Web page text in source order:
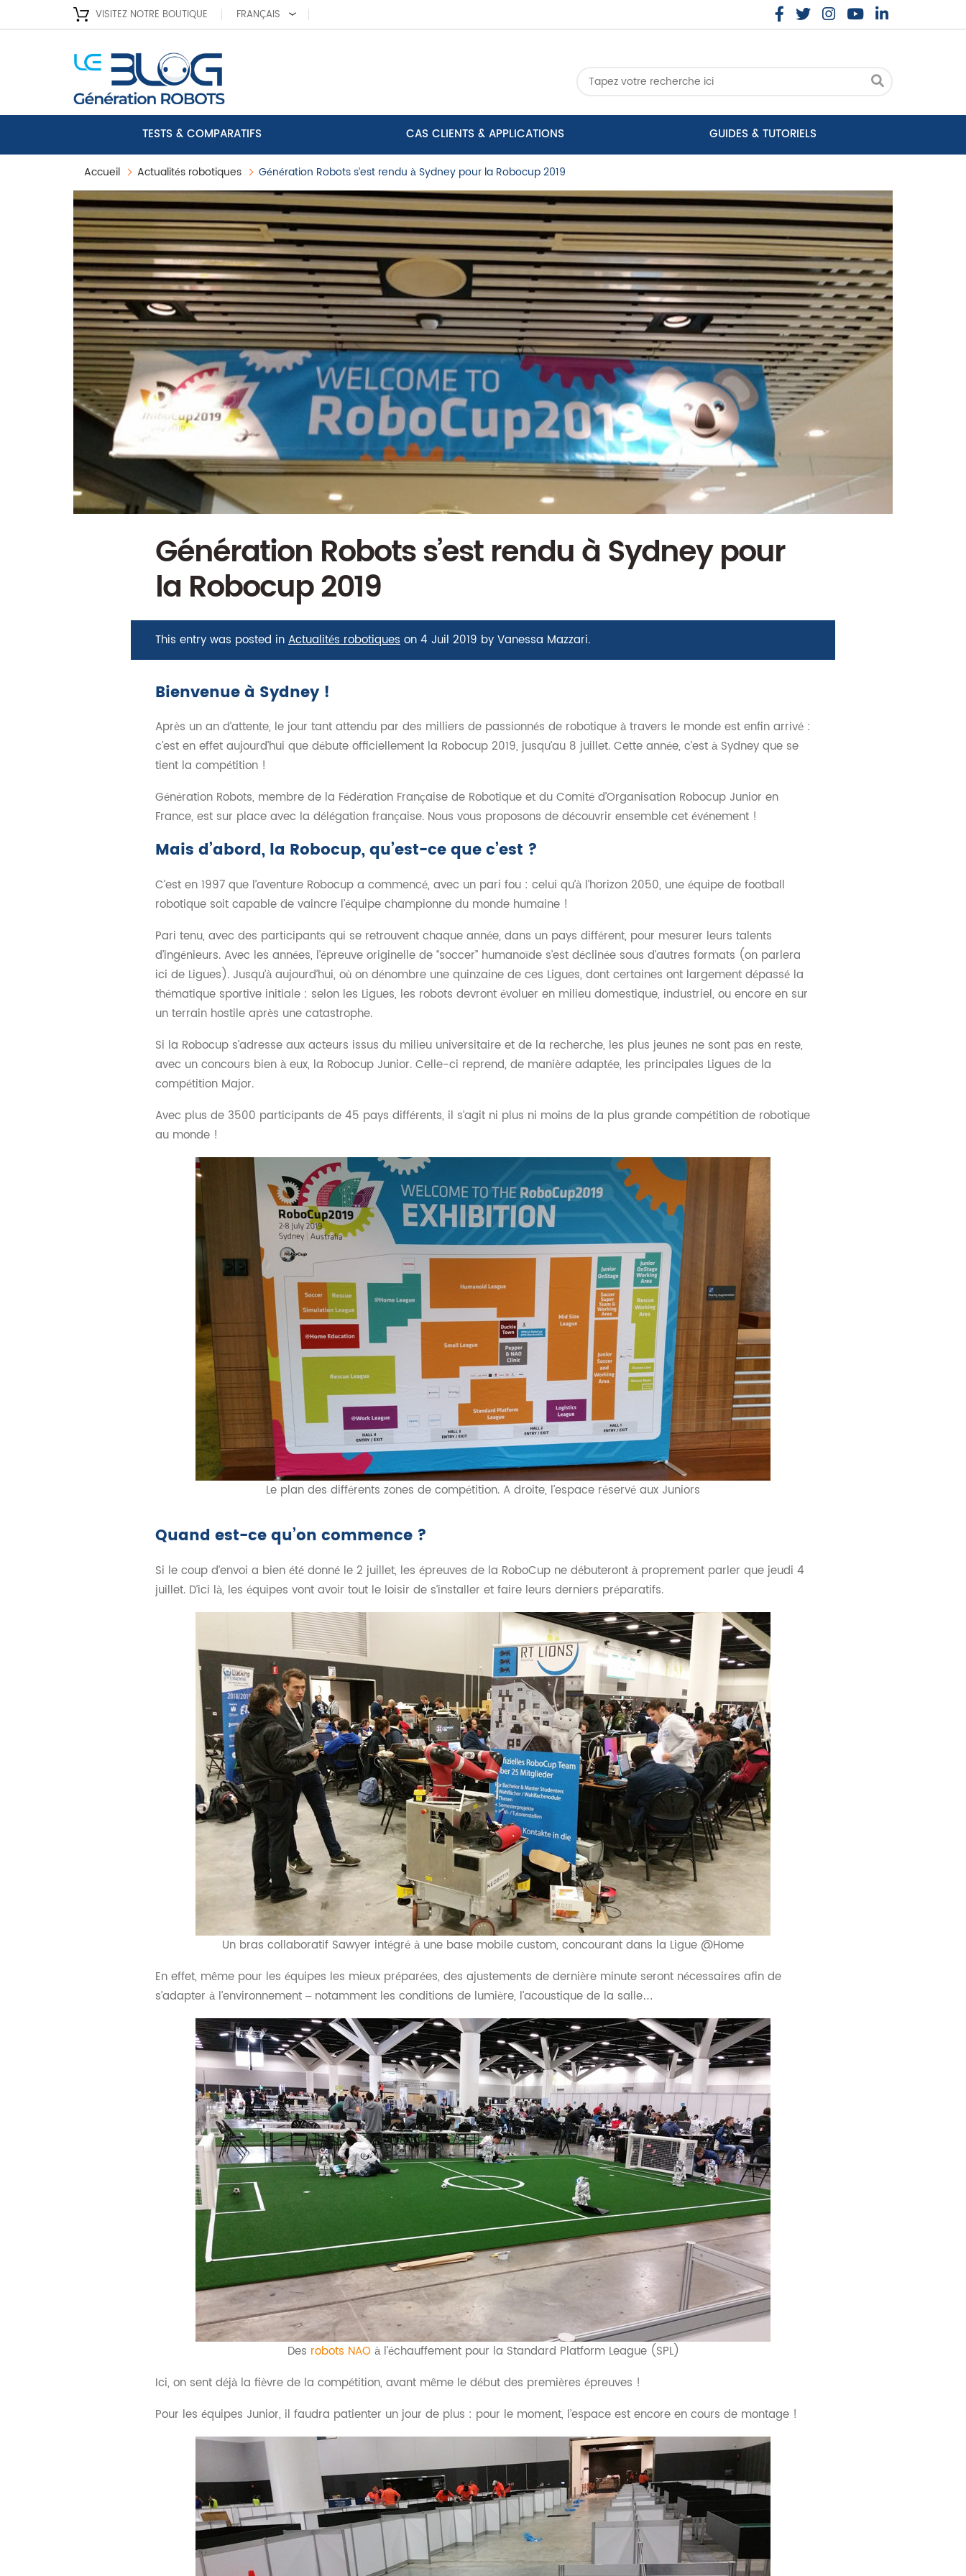
VISITEZ NOTRE BOUTIQUE FRANÇAIS
TESTS & COMPARATIFS CAS CLIENTS & APPLICATIONS GUIDES & TUTORIELS
Accueil Actualités robotiques Génération Robots s’est rendu à Sydney pour la Robocup 2019
Génération Robots s’est rendu à Sydney pour
la Robocup 2019
This entry was posted in Actualités robotiqueson 4 Juil 2019 by Vanessa Mazzari.
Bienvenue à Sydney !
Après un an d’attente, le jour tant attendu par des milliers de passionnés de robotique à travers le monde est enfin arrivé :
c’est en effet aujourd’hui que débute officiellement la Robocup 2019, jusqu’au 8 juillet. Cette année, c’est à Sydney que se
tient la compétition !
Génération Robots, membre de la Fédération Française de Robotique et du Comité d’Organisation Robocup Junior en
France, est sur place avec la délégation française. Nous vous proposons de découvrir ensemble cet événement !
Mais d’abord, la Robocup, qu’est-ce que c’est ?
C’est en 1997 que l’aventure Robocup a commencé, avec un pari fou : celui qu’à l’horizon 2050, une équipe de football
robotique soit capable de vaincre l’équipe championne du monde humaine !
Pari tenu, avec des participants qui se retrouvent chaque année, dans un pays différent, pour mesurer leurs talents
d’ingénieurs. Avec les années, l’épreuve originelle de “soccer” humanoïde s’est déclinée sous d’autres formats (on parlera
ici de Ligues). Jusqu’à aujourd’hui, où on dénombre une quinzaine de ces Ligues, dont certaines ont largement dépassé la
thématique sportive initiale : selon les Ligues, les robots devront évoluer en milieu domestique, industriel, ou encore en sur
un terrain hostile après une catastrophe.
Si la Robocup s’adresse aux acteurs issus du milieu universitaire et de la recherche, les plus jeunes ne sont pas en reste,
avec un concours bien à eux, la Robocup Junior. Celle-ci reprend, de manière adaptée, les principales Ligues de la
compétition Major.
Avec plus de 3500 participants de 45 pays différents, il s’agit ni plus ni moins de la plus grande compétition de robotique
au monde !
Le plan des différents zones de compétition. A droite, l’espace réservé aux Juniors
Quand est-ce qu’on commence ?
Si le coup d’envoi a bien été donné le 2 juillet, les épreuves de la RoboCup ne débuteront à proprement parler que jeudi 4
juillet. D’ici là, les équipes vont avoir tout le loisir de s’installer et faire leurs derniers préparatifs.
Un bras collaboratif Sawyer intégré à une base mobile custom, concourant dans la Ligue @Home
En effet, même pour les équipes les mieux préparées, des ajustements de dernière minute seront nécessaires afin de
s’adapter à l’environnement – notamment les conditions de lumière, l’acoustique de la salle…
Des robots NAOà l’échauffement pour la Standard Platform League (SPL)
Ici, on sent déjà la fièvre de la compétition, avant même le début des premières épreuves !
Pour les équipes Junior, il faudra patienter un jour de plus : pour le moment, l’espace est encore en cours de montage !